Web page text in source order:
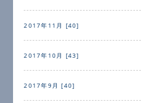
2017年11月 [40]
2017年10月 [43]
2017年9月 [40]